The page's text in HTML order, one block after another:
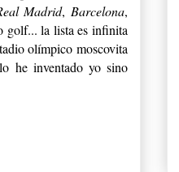
Madrid, Barcelona,
golf... la lista es infinita
olímpico moscovita
he inventado yo sino